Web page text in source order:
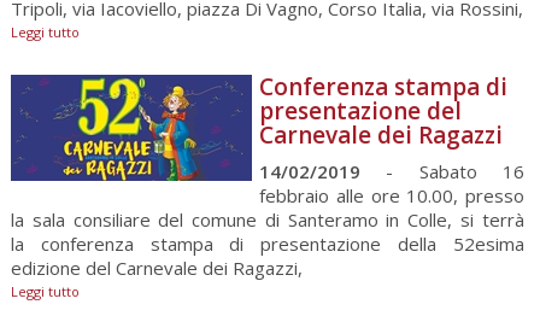
Tripoli, via Iacoviello, piazza Di Vagno, Corso Italia, via Rossini,
Leggi tutto
Conferenza stampa di
presentazione del
Carnevale dei Ragazzi
14/02/2019 - Sabato 16
febbraio alle ore 10.00, presso
la sala consiliare del comune di Santeramo in Colle, si terrà
la conferenza stampa di presentazione della 52esima
edizione del Carnevale dei Ragazzi,
Leggi tutto